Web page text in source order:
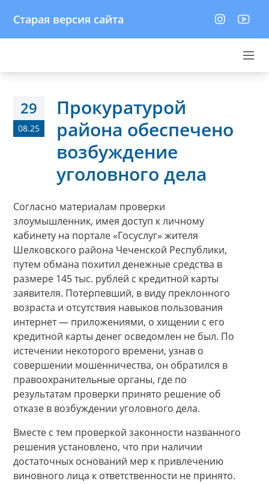
Старая версия сайта
29
08.25
Прокуратурой
района обеспечено
возбуждение
уголовного дела
Согласно материалам проверки
злоумышленник, имея доступ к личному
кабинету на портале «Госуслуг» жителя
Шелковского района Чеченской Республики,
путем обмана похитил денежные средства в
размере 145 тыс. рублей с кредитной карты
заявителя. Потерпевший, в виду преклонного
возраста и отсутствия навыков пользования
интернет — приложениями, о хищении с его
кредитной карты денег осведомлен не был. По
истечении некоторого времени, узнав о
совершении мошенничества, он обратился в
правоохранительные органы, где по
результатам проверки принято решение об
отказе в возбуждении уголовного дела.
Вместе с тем проверкой законности названного
решения установлено, что при наличии
достаточных оснований мер к привлечению
виновного лица к ответственности не принято.